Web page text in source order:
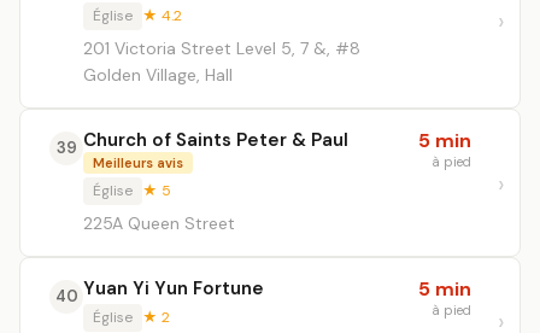
Église ★ 4.2
201 Victoria Street Level 5, 7 &, #8
Golden Village, Hall
39 Church of Saints Peter & Paul
Meilleurs avis
Église ★ 5
225A Queen Street
5 min
à pied
40 Yuan Yi Yun Fortune
Église ★ 2
5 min
à pied